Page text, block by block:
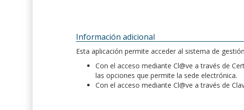
Información adicional
Esta aplicación permite acceder al sistema de
Con el acceso mediante Cl@ve a través de
las opciones que permite la sede electrónica.
Con el acceso mediante Cl@ve a través de